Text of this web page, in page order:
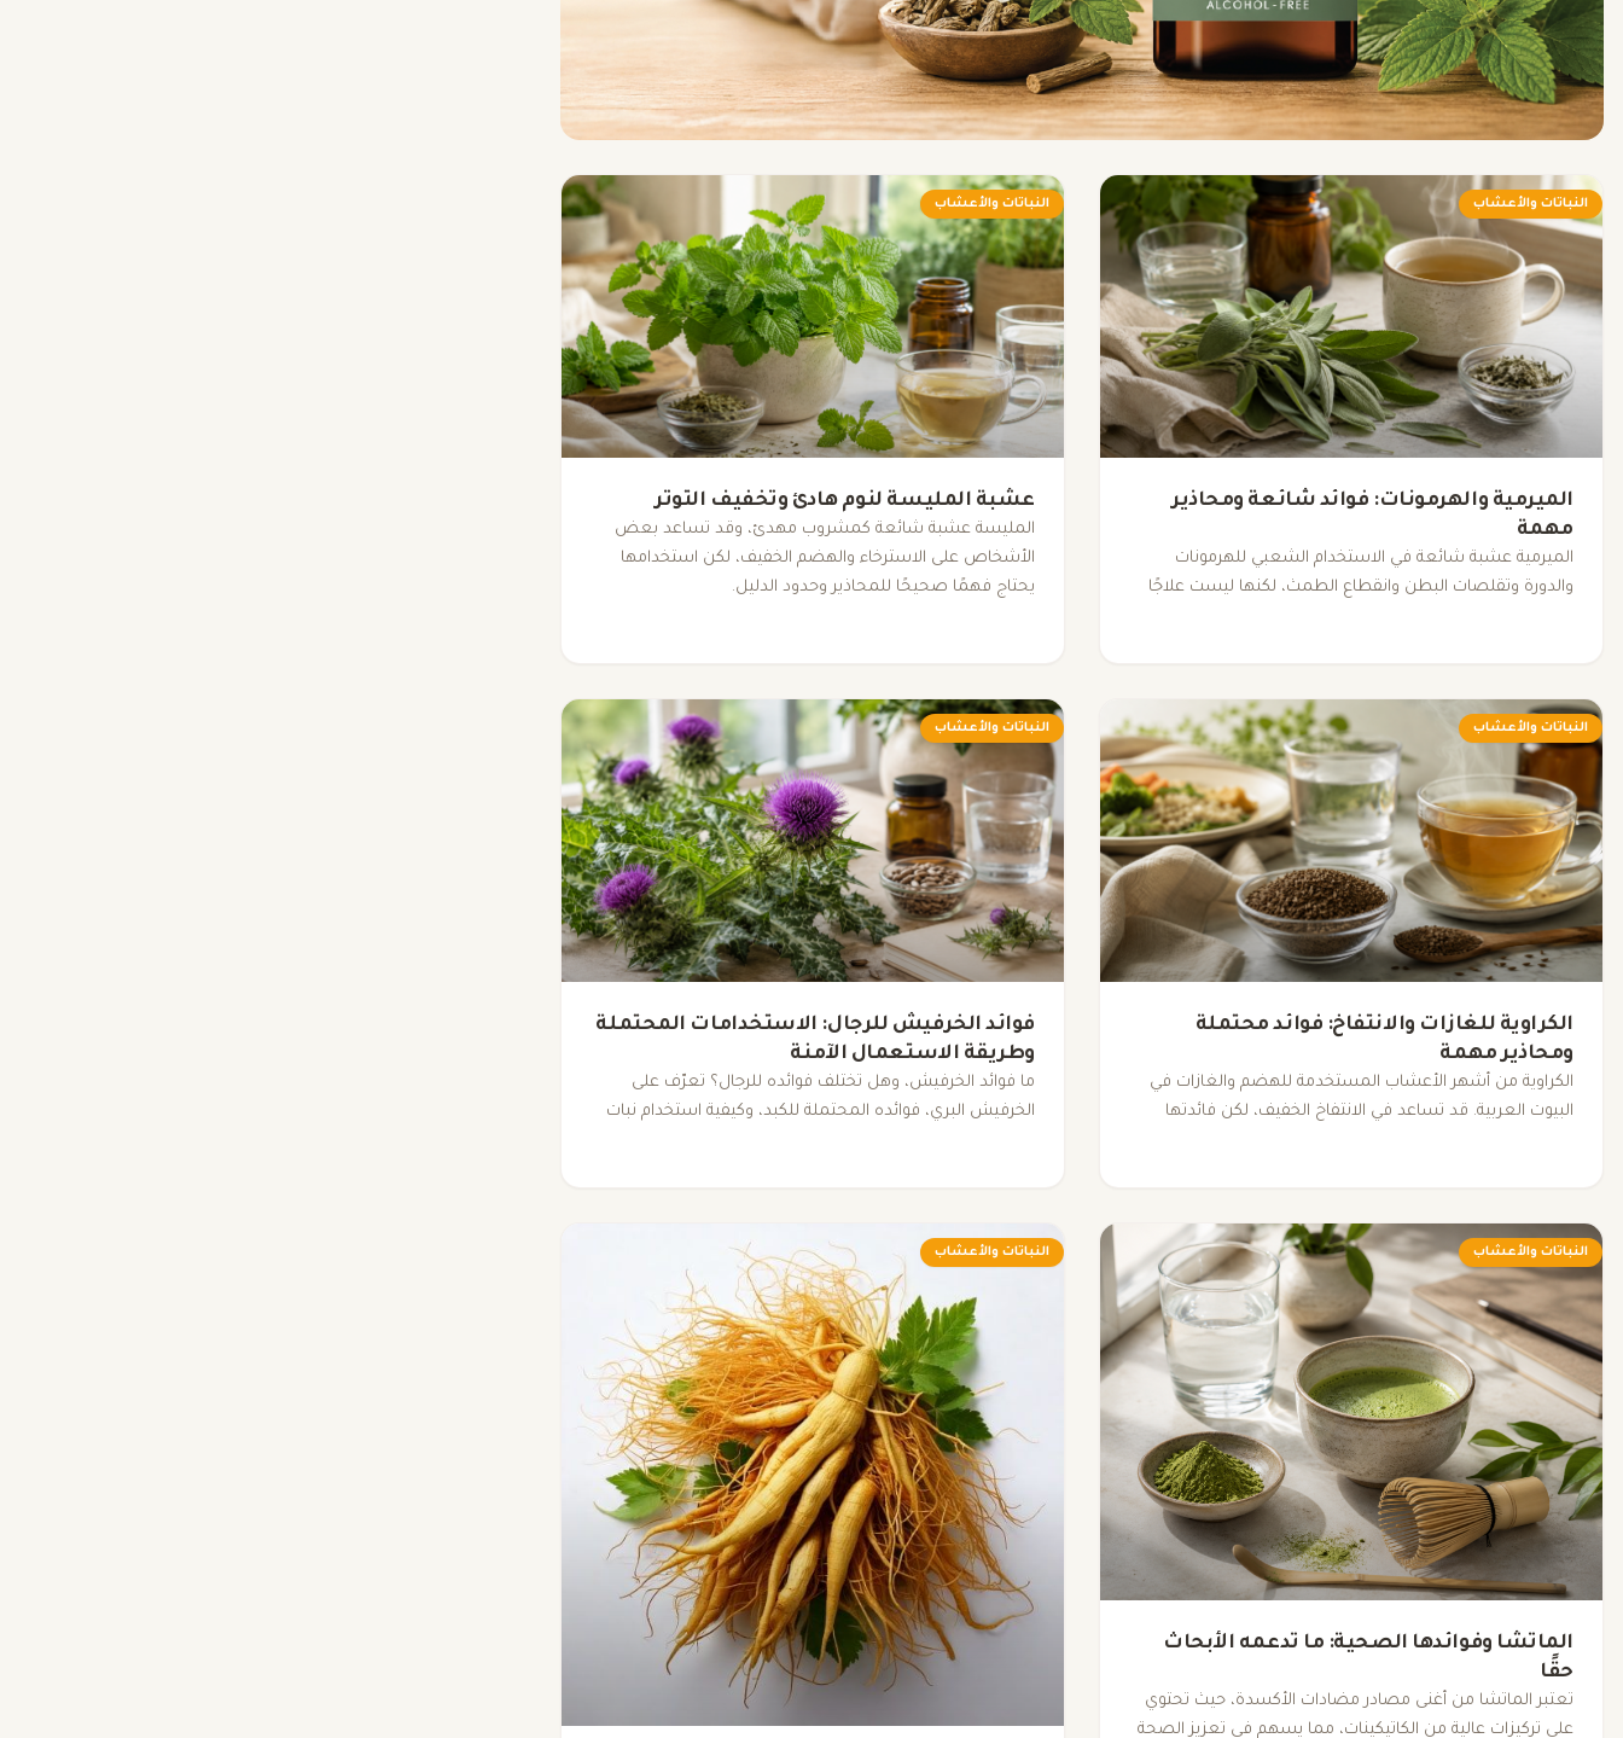
النباتات والأعشاب
الميرمية والهرمونات: فوائد شائعة ومحاذير
مهمة
الميرمية عشبة شائعة في الاستخدام الشعبي للهرمونات
والدورة وتقلصات البطن وانقطاع الطمث، لكنها ليست علاجًا
النباتات والأعشاب
عشبة المليسة لنوم هادئ وتخفيف التوتر
المليسة عشبة شائعة كمشروب مهدئ، وقد تساعد بعض
الأشخاص على الاسترخاء والهضم الخفيف، لكن استخدامها
يحتاج فهمًا صحيحًا للمحاذير وحدود الدليل.
النباتات والأعشاب
الكراوية للغازات والانتفاخ: فوائد محتملة
ومحاذير مهمة
الكراوية من أشهر الأعشاب المستخدمة للهضم والغازات في
البيوت العربية. قد تساعد في الانتفاخ الخفيف، لكن فائدتها
النباتات والأعشاب
فوائد الخرفيش للرجال: الاستخدامات المحتملة
وطريقة الاستعمال الآمنة
ما فوائد الخرفيش، وهل تختلف فوائده للرجال؟ تعرّف على
الخرفيش البري، فوائده المحتملة للكبد، وكيفية استخدام نبات
النباتات والأعشاب
الماتشا وفوائدها الصحية: ما تدعمه الأبحاث
حقًا
تعتبر الماتشا من أغنى مصادر مضادات الأكسدة، حيث تحتوي
على تركيزات عالية من الكاتيكينات، مما يسهم في تعزيز الصحة
النباتات والأعشاب